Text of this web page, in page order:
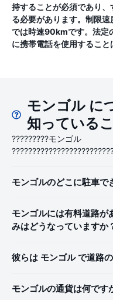
持することが必須であり
る必要があります。制限
では時速90kmです。法定
に携帯電話を使用すること
モンゴル に
知っている
?????????モンゴル
モンゴルのどこに駐車で
モンゴルには有料道路が
みはどうなっていますか
彼らは モンゴル で道路
モンゴルの通貨は何です